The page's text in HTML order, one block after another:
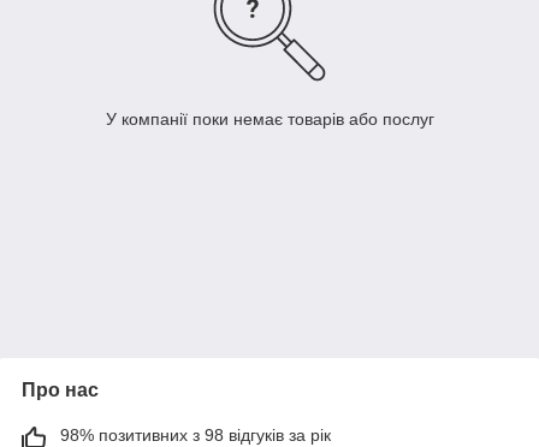
У компанії поки немає товарів або послуг
Про нас
98% позитивних з 98 відгуків за рік